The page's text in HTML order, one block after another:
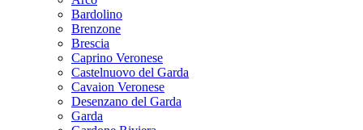
Bardolino
Brenzone
Brescia
Caprino Veronese
Castelnuovo del Garda
Cavaion Veronese
Desenzano del Garda
Garda